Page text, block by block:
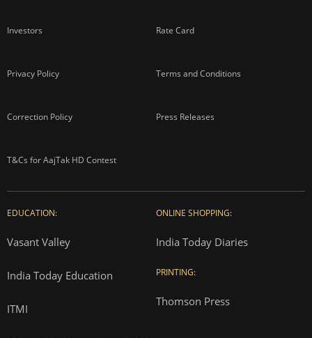
Investors Rate Card
Privacy Policy Terms and Conditions
Correction Policy Press Releases
T&Cs for AajTak HD Contest
EDUCATION:
Vasant Valley
India Today Education
ITMI
ONLINE SHOPPING:
India Today Diaries
PRINTING:
Thomson Press